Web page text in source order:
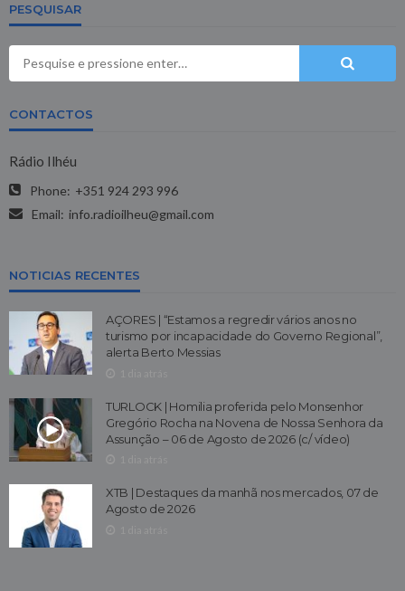
PESQUISAR
CONTACTOS
Rádio Ilhéu
Phone: +351 924 293 996
Email: info.radioilheu@gmail.com
NOTICIAS RECENTES
AÇORES | “Estamos a regredir vários anos no
turismo por incapacidade do Governo Regional”,
alerta Berto Messias
TURLOCK | Homilia proferida pelo Monsenhor
Gregório Rocha na Novena de Nossa Senhora da
Assunção – 06 de Agosto de 2026 (c/ vídeo)
XTB | Destaques da manhã nos mercados, 07 de
Agosto de 2026